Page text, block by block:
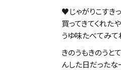
♥じゃがりこすき
買ってきてくれた
うゆ味たべてみて
きのうもきのうと
んした日だったな